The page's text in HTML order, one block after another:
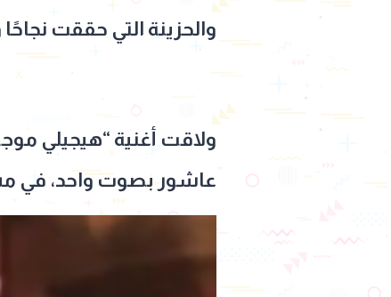
والحزينة التي حققت
ولاقت أغنية “هيجيلي
عاشور بصوت واحد، في